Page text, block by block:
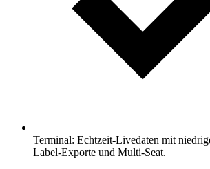
Terminal: Echtzeit-Livedaten mit
Label-Exporte und Multi-Seat.